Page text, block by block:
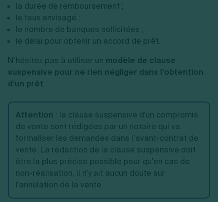
la durée de remboursement ;
le taux envisagé ;
le nombre de banques sollicitées ;
le délai pour obtenir un accord de prêt.
N’hésitez pas à utiliser un modèle de clause
suspensive pour ne rien négliger dans l’obtention
d’un prêt.
Attention : la clause suspensive d'un compromis
de vente sont rédigées par un notaire qui va
formaliser les demandes dans l’avant-contrat de
vente. La rédaction de la clause suspensive doit
être la plus précise possible pour qu'en cas de
non-réalisation, il n'y ait aucun doute sur
l'annulation de la vente.